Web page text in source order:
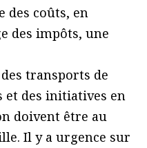
des coûts, en
des impôts, une
transports de
des initiatives en
doivent être au
Il y a urgence sur